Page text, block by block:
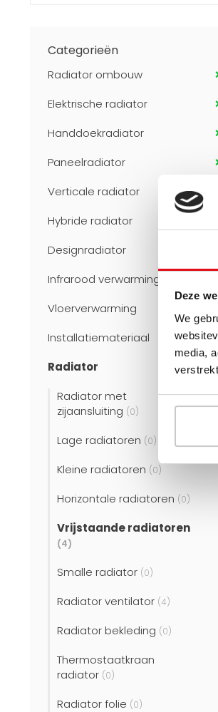
Deze
We
media,
Categorieën
Radiator ombouw
Elektrische radiator
Handdoekradiator
Paneelradiator
Verticale radiator
Hybride radiator
Designradiator
Infrarood verwarming
Vloerverwarming
Installatiemateriaal
Radiator
Radiator met
zijaansluiting (0)
Lage radiatoren (0)
Kleine radiatoren (0)
Horizontale radiatoren (0)
Vrijstaande radiatoren
(4)
Smalle radiator (0)
Radiator ventilator (4)
Radiator bekleding (0)
Thermostaatkraan
radiator (0)
Radiator folie (0)